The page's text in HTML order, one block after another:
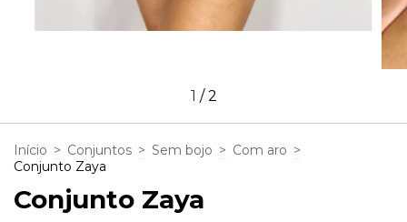
1 /2
Início > Conjuntos > Sem bojo > Com aro >
Conjunto Zaya
Conjunto Zaya